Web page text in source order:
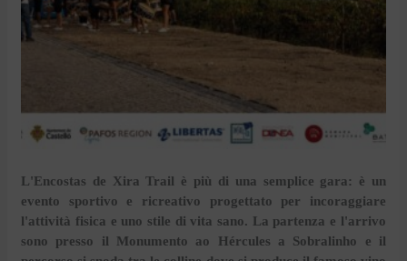
L'Encostas de Xira Trail è più di una semplice gara: è un
evento sportivo e ricreativo progettato per incoraggiare
l'attività fisica e uno stile di vita sano. La partenza e l'arrivo
sono presso il Monumento ao Hércules a Sobralinho e il